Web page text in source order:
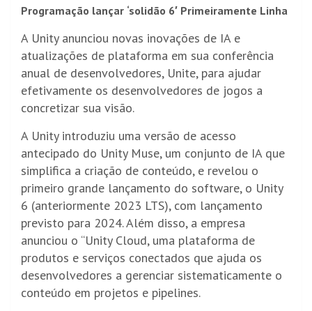
Programação lançar ‘solidão 6′ Primeiramente Linha
A Unity anunciou novas inovações de IA e
atualizações de plataforma em sua conferência
anual de desenvolvedores, Unite, para ajudar
efetivamente os desenvolvedores de jogos a
concretizar sua visão.
A Unity introduziu uma versão de acesso
antecipado do Unity Muse, um conjunto de IA que
simplifica a criação de conteúdo, e revelou o
primeiro grande lançamento do software, o Unity
6 (anteriormente 2023 LTS), com lançamento
previsto para 2024. Além disso, a empresa
anunciou o “Unity Cloud, uma plataforma de
produtos e serviços conectados que ajuda os
desenvolvedores a gerenciar sistematicamente o
conteúdo em projetos e pipelines.